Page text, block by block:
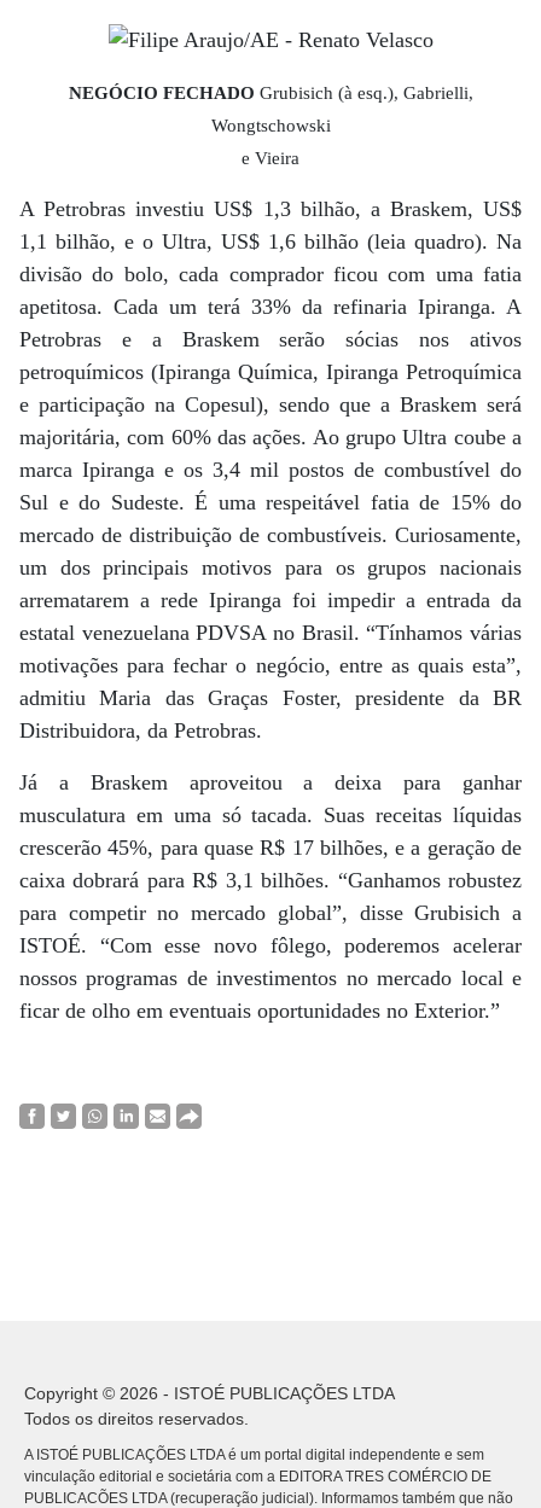
NEGÓCIO FECHADO Grubisich (à esq.), Gabrielli,
Wongtschowski
e Vieira
A Petrobras investiu US$ 1,3 bilhão, a Braskem, US$
1,1 bilhão, e o Ultra, US$ 1,6 bilhão (leia quadro). Na
divisão do bolo, cada comprador ficou com uma fatia
apetitosa. Cada um terá 33% da refinaria Ipiranga. A
Petrobras e a Braskem serão sócias nos ativos
petroquímicos (Ipiranga Química, Ipiranga Petroquímica
e participação na Copesul), sendo que a Braskem será
majoritária, com 60% das ações. Ao grupo Ultra coube a
marca Ipiranga e os 3,4 mil postos de combustível do
Sul e do Sudeste. É uma respeitável fatia de 15% do
mercado de distribuição de combustíveis. Curiosamente,
um dos principais motivos para os grupos nacionais
arrematarem a rede Ipiranga foi impedir a entrada da
estatal venezuelana PDVSA no Brasil. “Tínhamos várias
motivações para fechar o negócio, entre as quais esta”,
admitiu Maria das Graças Foster, presidente da BR
Distribuidora, da Petrobras.
Já a Braskem aproveitou a deixa para ganhar
musculatura em uma só tacada. Suas receitas líquidas
crescerão 45%, para quase R$ 17 bilhões, e a geração de
caixa dobrará para R$ 3,1 bilhões. “Ganhamos robustez
para competir no mercado global”, disse Grubisich a
ISTOÉ. “Com esse novo fôlego, poderemos acelerar
nossos programas de investimentos no mercado local e
ficar de olho em eventuais oportunidades no Exterior.”
Copyright © 2026 - ISTOÉ PUBLICAÇÕES LTDA
Todos os direitos reservados.
A ISTOÉ PUBLICAÇÕES LTDA é um portal digital independente e sem
vinculação editorial e societária com a EDITORA TRES COMÉRCIO DE
PUBLICACÕES LTDA (recuperação judicial). Informamos também que não